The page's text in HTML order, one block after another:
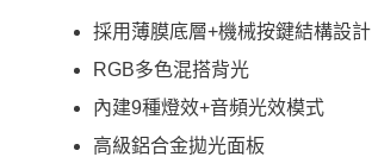
採用薄膜底層+機械按鍵結構設計
RGB多色混搭背光
內建9種燈效+音頻光效模式
高級鋁合金拋光面板